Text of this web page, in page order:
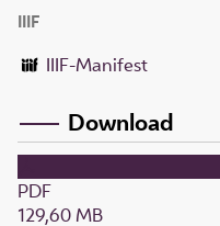
IIIF
IIIF-Manifest
Download
PDF
129,60 MB